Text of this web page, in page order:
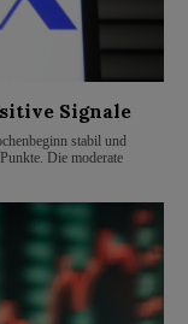
Signale
stabil und
Die moderate